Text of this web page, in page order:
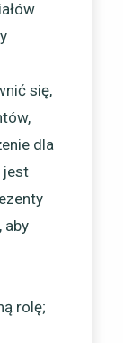
się,
dla
jest
aby
rolę;